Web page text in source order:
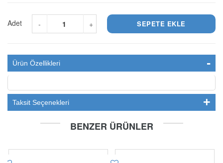
Adet +
-
Ürün Özellikleri
Taksit Seçenekleri
BENZER ÜRÜNLER